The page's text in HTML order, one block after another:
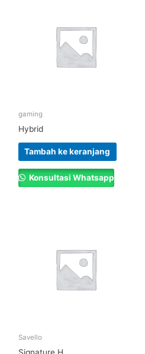
gaming
Hybrid
Tambah ke keranjang
Konsultasi Whatsapp
Savello
Signature H